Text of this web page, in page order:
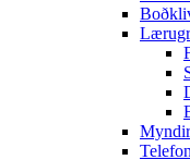
Myndir